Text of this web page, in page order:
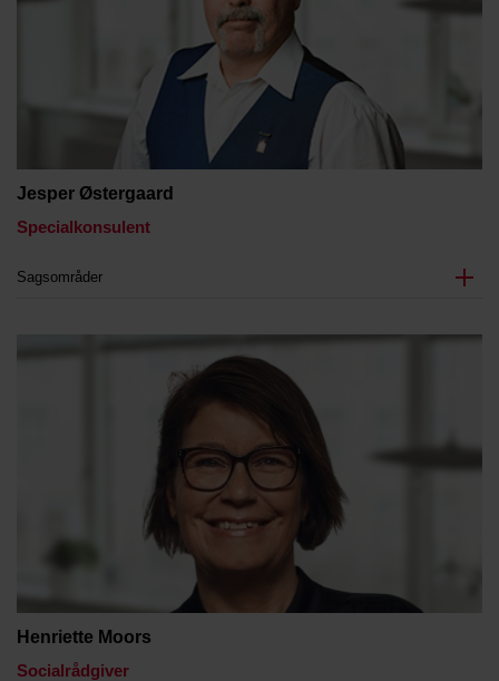
Jesper Østergaard
Specialkonsulent
Sagsområder
Henriette Moors
Socialrådgiver